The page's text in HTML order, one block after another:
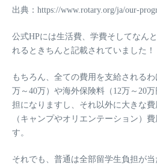
出典：https://www.rotary.org/ja/our-
公式HPには生活費、学費そしてなん
れる ときちんと記載されていました！
もちろん、全ての費用を支給されるわ
万～40万） や海外保険料（12万～20万
担になりますし、それ以外に大きな費
（キャンプやオリエンテーション）
す。
それでも、普通は全部留学生負担が